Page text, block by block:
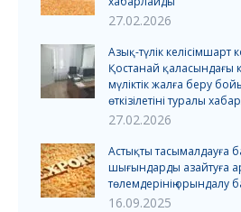
27.02.2026
Азық-түлік
Қостанай қаласындағы
мүліктік жалға беру
өткізілетіні туралы
27.02.2026
Астықты тасымалдауға
шығындарды азайтуға
төлемдерінің орындалу
16.09.2025